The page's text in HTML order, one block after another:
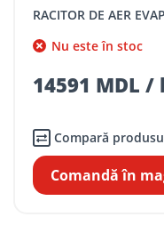
RACITOR DE AER
Nu este în stoc
14591 MDL /
Compară
Comandă în